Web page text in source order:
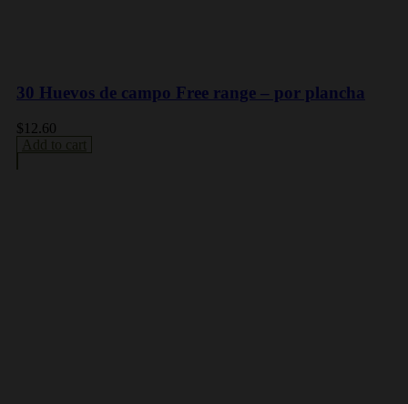
30 Huevos de campo Free range – por plancha
$ 12.60
Add to cart